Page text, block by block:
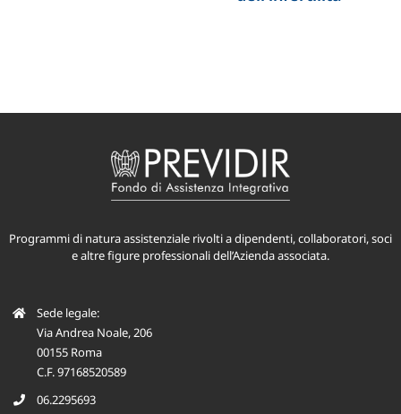
Programmi di natura assistenziale rivolti a dipendenti, collaboratori, soci
Sede legale:
Via Andrea Noale, 206
00155 Roma